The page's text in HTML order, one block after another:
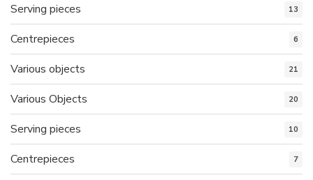
Serving pieces 13
Centrepieces 6
Various objects 21
Various Objects 20
Serving pieces 10
Centrepieces 7